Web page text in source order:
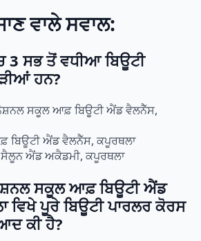
ਵਾਲੇ ਸਵਾਲ:
3 ਸਭ ਤੋਂ ਵਧੀਆ ਬਿਊਟੀ
ਹਨ?
ਸਕੂਲ ਆਫ਼ ਬਿਊਟੀ ਐਂਡ ਵੈਲਨੈੱਸ,
ਬਿਊਟੀ ਐਂਡ ਵੈਲਨੈੱਸ, ਕਪੂਰਥਲਾ
ਸੈਲੂਨ ਐਂਡ ਅਕੈਡਮੀ, ਕਪੂਰਥਲਾ
ਸਕੂਲ ਆਫ਼ ਬਿਊਟੀ ਐਂਡ
ਵਿਖੇ ਪੂਰੇ ਬਿਊਟੀ ਪਾਰਲਰ ਕੋਰਸ
ਕੀ ਹੈ?